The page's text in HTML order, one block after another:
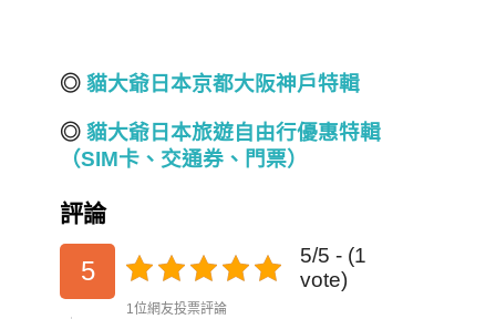
◎ 貓大爺日本京都大阪神戶特輯
◎ 貓大爺日本旅遊自由行優惠特輯
（SIM卡、交通券、門票）
評論
5
5/5 - (1
vote)
1位網友投票評論